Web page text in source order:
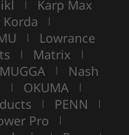
| Karp Max
Korda |
| Lowrance
| Matrix |
MUGGA | Nash
| OKUMA |
| PENN |
Pro |